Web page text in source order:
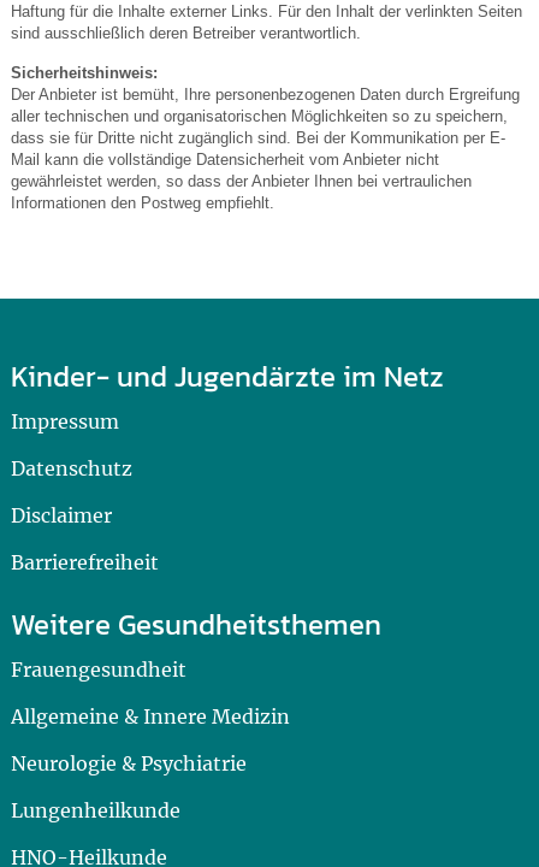
Haftung für die Inhalte externer Links. Für den Inhalt der verlinkten Seiten
sind ausschließlich deren Betreiber verantwortlich.
Sicherheitshinweis:
Der Anbieter ist bemüht, Ihre personenbezogenen Daten durch Ergreifung
aller technischen und organisatorischen Möglichkeiten so zu speichern,
dass sie für Dritte nicht zugänglich sind. Bei der Kommunikation per E-
Mail kann die vollständige Datensicherheit vom Anbieter nicht
gewährleistet werden, so dass der Anbieter Ihnen bei vertraulichen
Informationen den Postweg empfiehlt.
Kinder- und Jugendärzte im Netz
Impressum
Datenschutz
Disclaimer
Barrierefreiheit
Weitere Gesundheitsthemen
Frauengesundheit
Allgemeine & Innere Medizin
Neurologie & Psychiatrie
Lungenheilkunde
HNO-Heilkunde